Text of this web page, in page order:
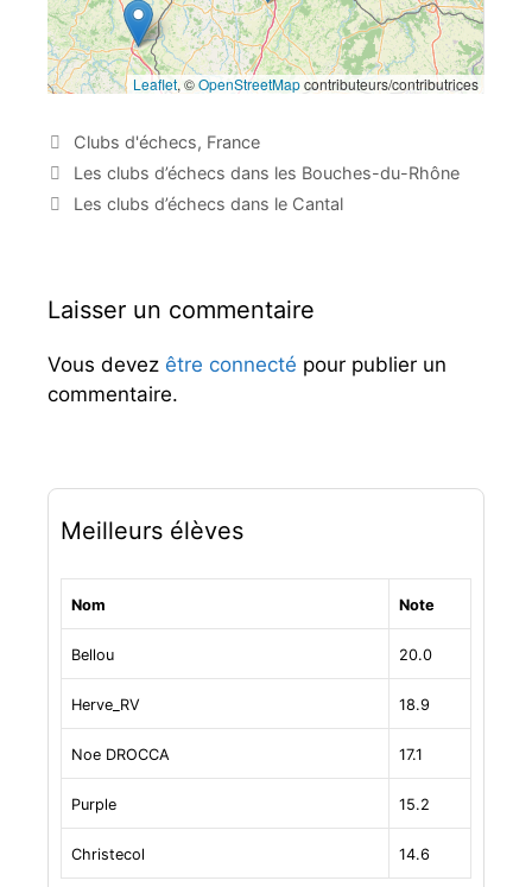
Leaflet, ©OpenStreetMapcontributeurs/contributrices
C
a
é
i
s
Clubs d'échecs, France
N
a
a
t
o
n
a
Les clubs d’échecs dans les Bouches-du-Rhône
Les clubs d’échecs dans le Cantal
Laisser un commentaire
Vous devez être connecté pour publier un
commentaire.
Meilleurs élèves
Nom Note
Bellou 20.0
Herve_RV 18.9
Noe DROCCA 17.1
Purple 15.2
Christecol 14.6